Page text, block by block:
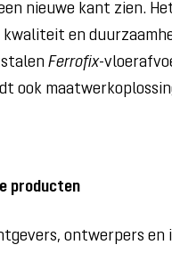
nieuwe kant zien.
en
Ferrofix-
ook
producten
ontwerpers